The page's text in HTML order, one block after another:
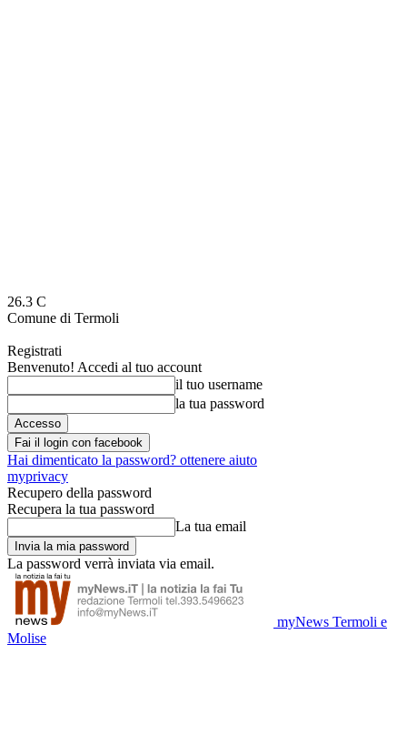
26.3 C
Comune di Termoli
Registrati
Benvenuto! Accedi al tuo account
il tuo username
la tua password
Fai il login con facebook
Hai dimenticato la password? ottenere aiuto
myprivacy
Recupero della password
Recupera la tua password
La tua email
La password verrà inviata via email.
myNews Termoli e
Molise